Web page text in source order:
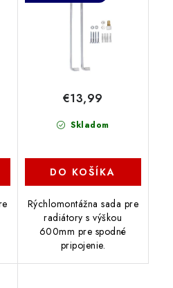
Skladom
€13,99
DO KOŠÍKA
Rýchlomontážna sada pre
radiátory s výškou
600mm pre spodné
pripojenie.